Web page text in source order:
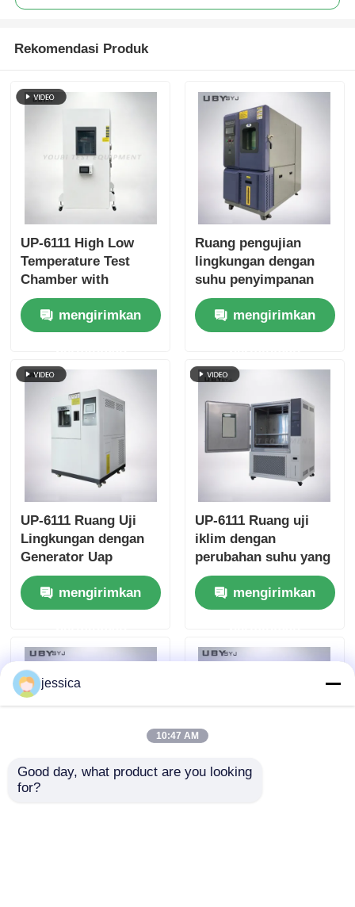
Rekomendasi Produk
UP-6111 High Low
Temperature Test
Chamber with
-70~180ºC Range
20%~98% Humidity
and Touch Screen
mengirimkan
Ruang pengujian
lingkungan dengan
suhu penyimpanan
dingin yang dapat
disesuaikan Pintu
kaca tempered dua
baja tahan karat SUS
mengirimkan
UP-6111 Ruang Uji
Lingkungan dengan
Generator Uap
dengan Kelembaban
Tinggi dan Perubahan
Suhu Cepat
mengirimkan
UP-6111 Ruang uji
iklim dengan
perubahan suhu yang
cepat dan pengontrol
yang dapat diprogram
mengirimkan
jessica
10:47 AM
Good day, what product are you looking
for?